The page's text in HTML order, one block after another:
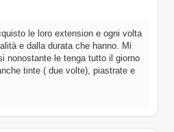
le loro extension e ogni volta
e dalla durata che hanno. Mi
nonostante le tenga tutto il giorno
tinte ( due volte), piastrate e